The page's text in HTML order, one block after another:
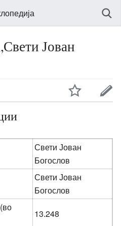
Јован
Свети Јован
Богослов
Свети Јован
Богослов
13.248